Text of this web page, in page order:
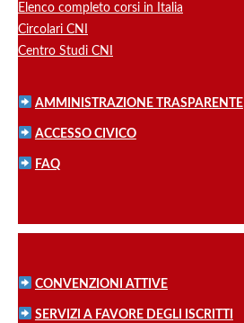
Elenco completo corsi in Italia
Circolari CNI
Centro Studi CNI
AMMINISTRAZIONE TRASPARENTE
ACCESSO CIVICO
FAQ
CONVENZIONI ATTIVE
SERVIZI A FAVORE DEGLI ISCRITTI